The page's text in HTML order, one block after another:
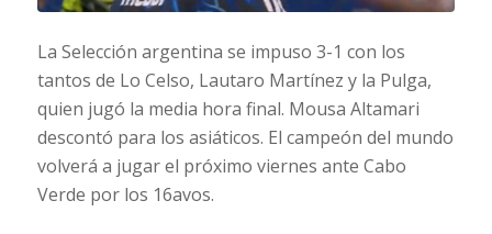
La Selección argentina se impuso 3-1 con los
tantos de Lo Celso, Lautaro Martínez y la Pulga,
quien jugó la media hora final. Mousa Altamari
descontó para los asiáticos. El campeón del mundo
volverá a jugar el próximo viernes ante Cabo
Verde por los 16avos.